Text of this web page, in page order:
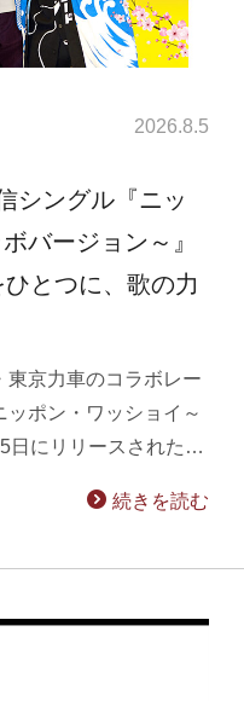
2026.8.5
シングル『ニッ
バージョン～』
とつに、歌の力
東京力車のコラボレー
ポン・ワッショイ～
日にリリースされた…
続きを読む